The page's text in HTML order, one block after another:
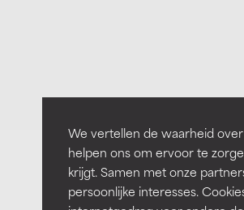
We vertellen de waarheid
helpen ons om ervoor te
krijgt. Samen met onze
persoonlijke interesses.